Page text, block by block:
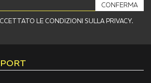
LE CONDIZIONI SULLA PRIVACY.
CONFERMA